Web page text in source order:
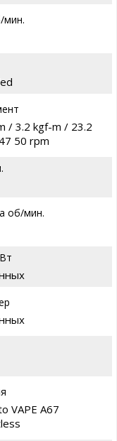
мин.
/ 3.2 kgf-m / 23.2
50 rpm
об/мин.
VAPE A67